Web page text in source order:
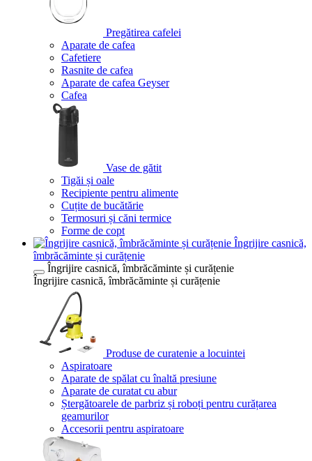
Pregătirea cafelei
Aparate de cafea
Cafetiere
Rasnite de cafea
Aparate de cafea Geyser
Cafea
Vase de gătit
Tigăi și oale
Recipiente pentru alimente
Cuțite de bucătărie
Termosuri și căni termice
Forme de copt
Îngrijire casnică,
îmbrăcăminte și curățenie
Îngrijire casnică, îmbrăcăminte și curățenie
Îngrijire casnică, îmbrăcăminte și curățenie
Produse de curatenie a locuintei
Aspiratoare
Aparate de spălat cu înaltă presiune
Aparate de curatat cu abur
Ștergătoarele de parbriz și roboți pentru curățarea
geamurilor
Accesorii pentru aspiratoare